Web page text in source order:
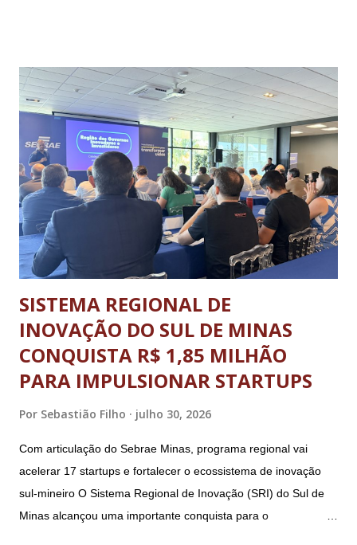
participantes, entre 9 e 17 anos de idade, de várias partes do
estado, no Sesc Contagem, localizado na Região
Metropolitana de Belo Horizonte. Foram cinco dias de disputas
em diferentes modalidades esportivas, palestras e uma
programação dedicada a promover a integração, o respeito e
o desenvolvimento pessoal e social através do esporte. A
abertura oficial, com direto a cerimônia, aconteceu no dia 20
de julho (segunda-feira) e o ence...
SISTEMA REGIONAL DE
INOVAÇÃO DO SUL DE MINAS
CONQUISTA R$ 1,85 MILHÃO
PARA IMPULSIONAR STARTUPS
Por Sebastião Filho julho 30, 2026
Com articulação do Sebrae Minas, programa regional vai
acelerar 17 startups e fortalecer o ecossistema de inovação
sul-mineiro O Sistema Regional de Inovação (SRI) do Sul de
Minas alcançou uma importante conquista para o